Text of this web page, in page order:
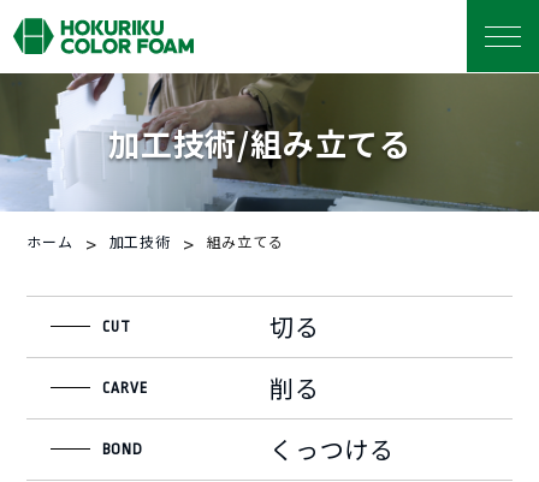
加工技術/組み立てる
ホーム > 加工技術 > 組み立てる
CUT 切る
CARVE 削る
BOND くっつける